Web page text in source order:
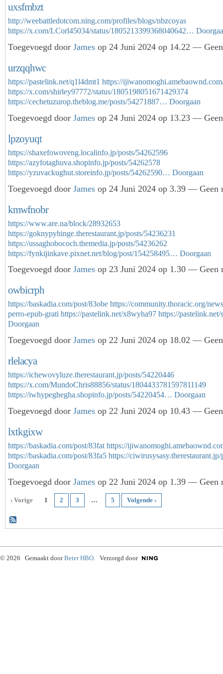
uxsfmbzt
http://weebattledotcom.ning.com/profiles/blogs/nbzcoyas
https://x.com/LCorl45034/status/1805213399368040642…
Toegevoegd door James op 24 Juni 2024 op 14.22 —
urzqqhwc
https://pastelink.net/q1l4dmt1 https://
https://x.com/shirley97772/status/1805198051671429374
https://cechetuzurop.theblog.me/posts/54271887… Doorgaan
Toegevoegd door James op 24 Juni 2024 op 13.23 —
lpzoyuqt
https://shaxefowoveng.localinfo.jp/posts/54262596
https://azyfotaghuva.shopinfo.jp/posts/54262578
https://yzuvackughut.storeinfo.jp/posts/54262590… Doorgaan
Toegevoegd door James op 24 Juni 2024 op 3.39 — Geen
kmwfnobr
https://www.are.na/block/28932653
https://goknypyhinge.therestaurant.jp/posts/54236231
https://ussaghobococh.themedia.jp/posts/54236262
https://fynkijinkave.pixnet.net/blog/post/154258495… Doorgaan
Toegevoegd door James op 23 Juni 2024 op 1.30 — Geen
owbicrph
https://baskadia.com/post/83obe https://community.thoracic.org/
perro-epub-grati https://pastelink.net/x8wyha97 https://
Doorgaan
Toegevoegd door James op 22 Juni 2024 op 18.02 —
rlelacya
https://ichewovyluze.therestaurant.jp/posts/54220446
https://x.com/MundoChris88856/status/1804433781597811149
https://iwhypeghegha.shopinfo.jp/posts/54220454… Doorgaan
Toegevoegd door James op 22 Juni 2024 op 10.43 —
lxtkgixw
https://baskadia.com/post/83fat https://
https://baskadia.com/post/83fa5 https://
Doorgaan
Toegevoegd door James op 22 Juni 2024 op 1.39 — Geen
‹ Vorige 1 2 3 … 5 Volgende ›
© 2026 Gemaakt doorBeter HBO. Verzorgd door